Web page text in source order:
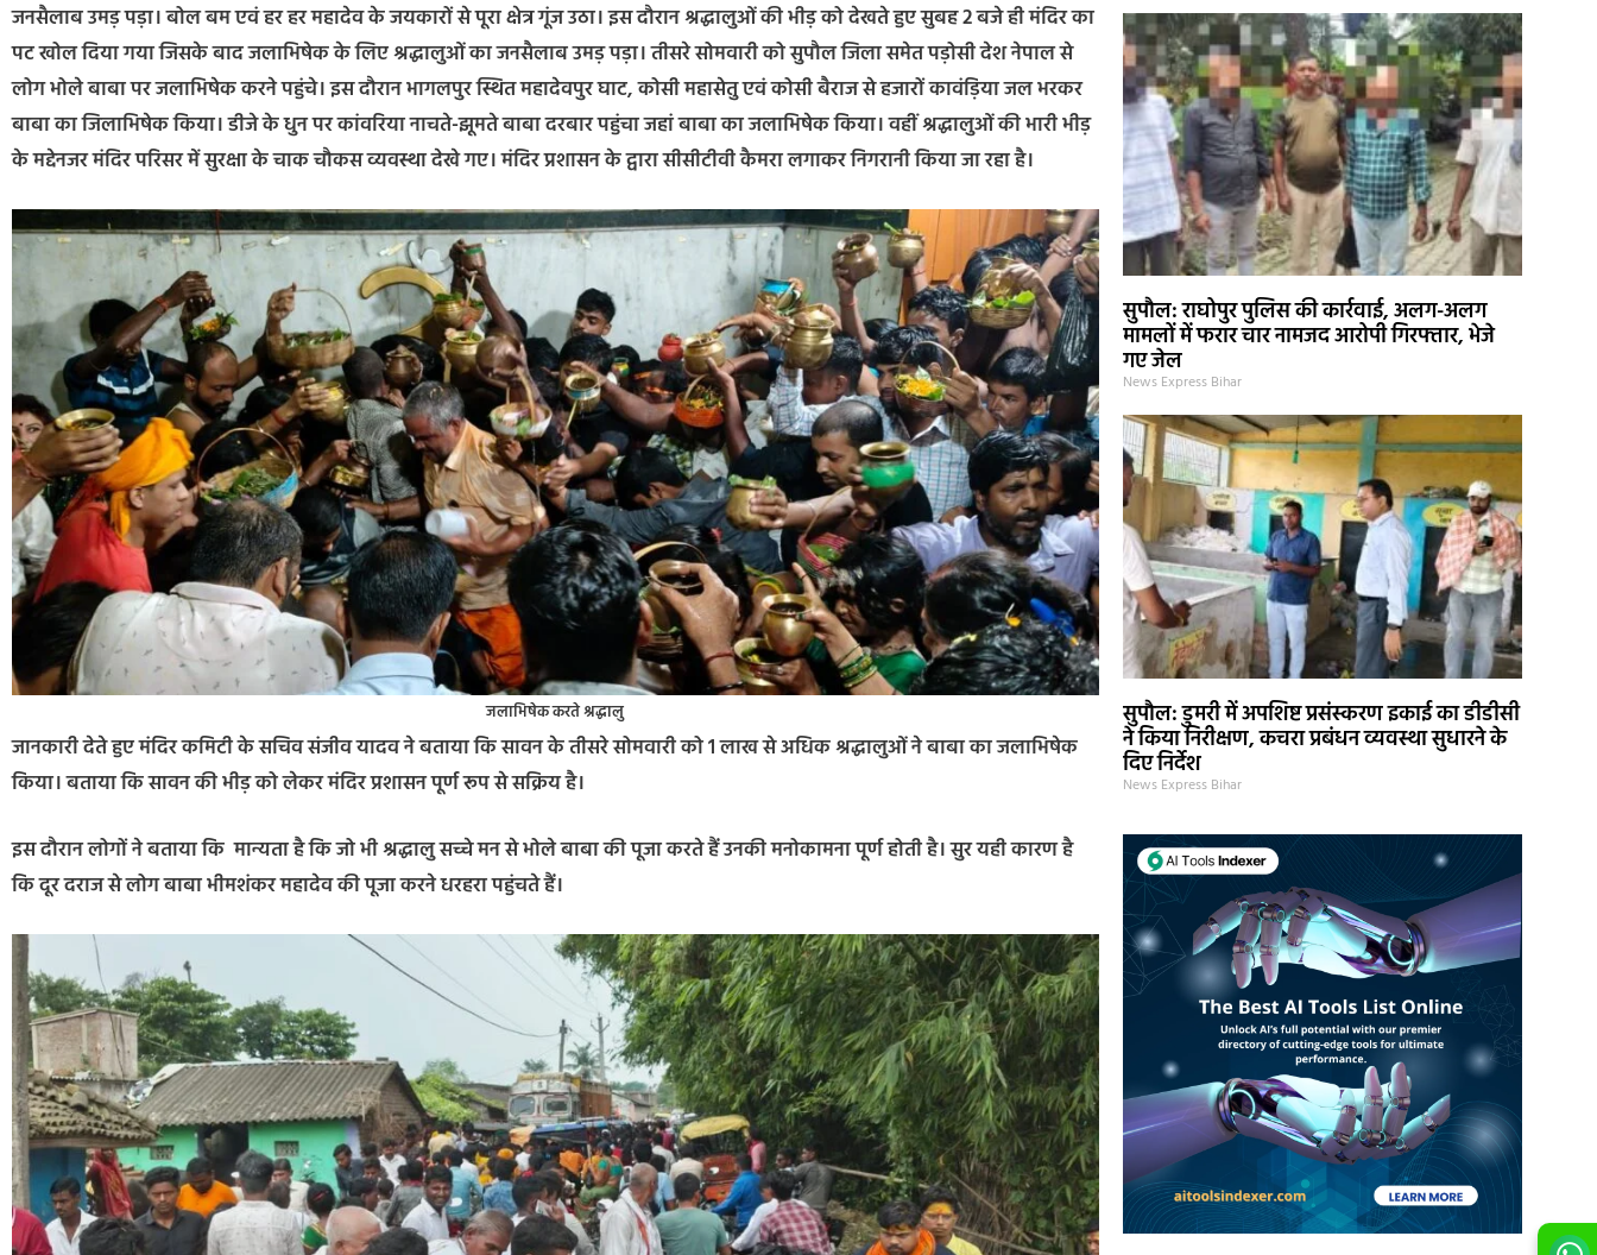
जनसैलाब उमड़ पड़ा। बोल बम एवं हर हर महादेव के जयकारों से पूरा क्षेत्र गूंज उठा। इस दौरान श्रद्धालुओं की भीड़ को देखते हुए सुबह 2 बजे ही मंदिर का
पट खोल दिया गया जिसके बाद जलाभिषेक के लिए श्रद्धालुओं का जनसैलाब उमड़ पड़ा। तीसरे सोमवारी को सुपौल जिला समेत पड़ोसी देश नेपाल से
लोग भोले बाबा पर जलाभिषेक करने पहुंचे। इस दौरान भागलपुर स्थित महादेवपुर घाट, कोसी महासेतु एवं कोसी बैराज से हजारों कावंड़िया जल भरकर
बाबा का जिलाभिषेक किया। डीजे के धुन पर कांवरिया नाचते-झूमते बाबा दरबार पहुंचा जहां बाबा का जलाभिषेक किया। वहीं श्रद्धालुओं की भारी भीड़
के मद्देनजर मंदिर परिसर में सुरक्षा के चाक चौकस व्यवस्था देखे गए। मंदिर प्रशासन के द्वारा सीसीटीवी कैमरा लगाकर निगरानी किया जा रहा है।
जलाभिषेक करते श्रद्धालु
जानकारी देते हुए मंदिर कमिटी के सचिव संजीव यादव ने बताया कि सावन के तीसरे सोमवारी को 1 लाख से अधिक श्रद्धालुओं ने बाबा का जलाभिषेक
किया। बताया कि सावन की भीड़ को लेकर मंदिर प्रशासन पूर्ण रूप से सक्रिय है।
इस दौरान लोगों ने बताया कि मान्यता है कि जो भी श्रद्धालु सच्चे मन से भोले बाबा की पूजा करते हैं उनकी मनोकामना पूर्ण होती है। सुर यही कारण है
कि दूर दराज से लोग बाबा भीमशंकर महादेव की पूजा करने धरहरा पहुंचते हैं।
सुपौल: राघोपुर पुलिस की कार्रवाई, अलग-अलग
मामलों में फरार चार नामजद आरोपी गिरफ्तार, भेजे
गए जेल
News Express Bihar
सुपौल: डुमरी में अपशिष्ट प्रसंस्करण इकाई का डीडीसी
ने किया निरीक्षण, कचरा प्रबंधन व्यवस्था सुधारने के
दिए निर्देश
News Express Bihar